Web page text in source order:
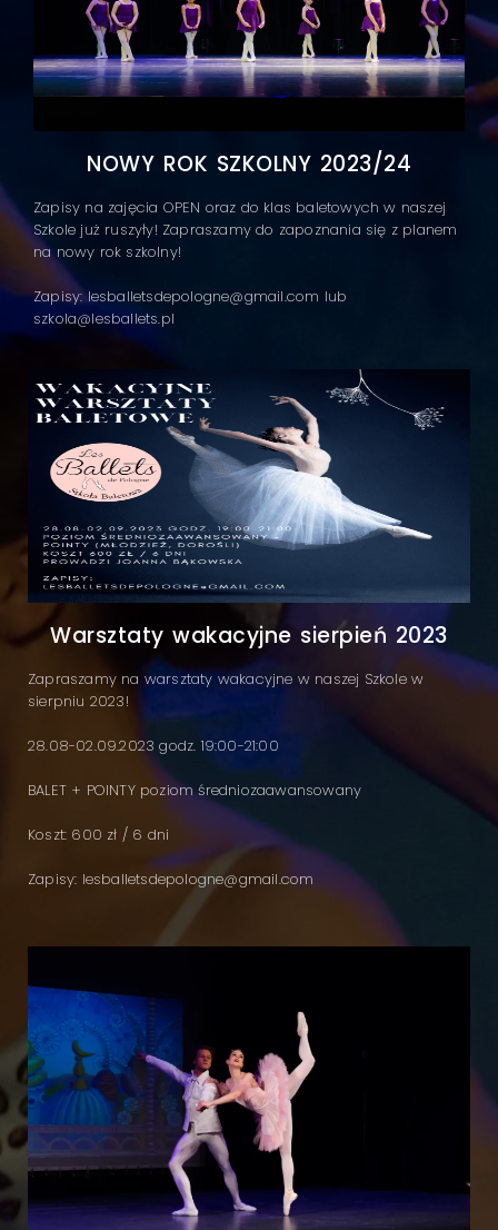
NOWY ROK SZKOLNY 2023/24
Zapisy na zajęcia OPEN oraz do klas baletowych w naszej
Szkole już ruszyły! Zapraszamy do zapoznania się z planem
na nowy rok szkolny!
Zapisy: lesballetsdepologne@gmail.com lub
szkola@lesballets.pl
Warsztaty wakacyjne sierpień 2023
Zapraszamy na warsztaty wakacyjne w naszej Szkole w
sierpniu 2023!
28.08-02.09.2023 godz. 19:00-21:00
BALET + POINTY poziom średniozaawansowany
Koszt: 600 zł / 6 dni
Zapisy: lesballetsdepologne@gmail.com